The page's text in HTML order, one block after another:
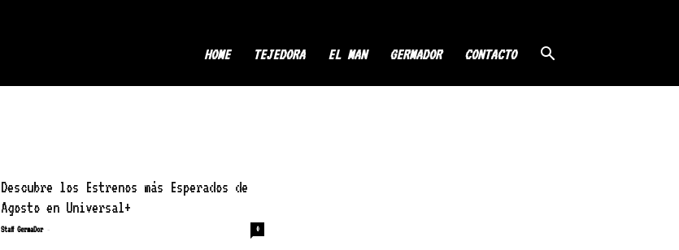
HOME TEJEDORA EL MAN GERMADOR CONTACTO
Descubre los Estrenos más Esperados de
Agosto en Universal+
Staff GermaDor - 0